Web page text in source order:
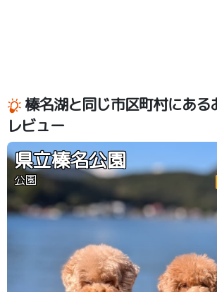
榛名湖と同じ市区町村にある
レビュー
県立榛名公園
公園